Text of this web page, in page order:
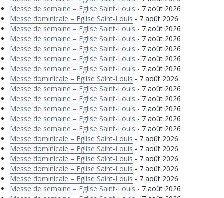
Messe de semaine – Eglise Saint-Louis - 7 août 2026
Messe dominicale – Eglise Saint-Louis - 7 août 2026
Messe de semaine – Eglise Saint-Louis - 7 août 2026
Messe de semaine – Eglise Saint-Louis - 7 août 2026
Messe de semaine – Eglise Saint-Louis - 7 août 2026
Messe de semaine – Eglise Saint-Louis - 7 août 2026
Messe de semaine – Eglise Saint-Louis - 7 août 2026
Messe dominicale – Eglise Saint-Louis - 7 août 2026
Messe de semaine – Eglise Saint-Louis - 7 août 2026
Messe de semaine – Eglise Saint-Louis - 7 août 2026
Messe de semaine – Eglise Saint-Louis - 7 août 2026
Messe de semaine – Eglise Saint-Louis - 7 août 2026
Messe de semaine – Eglise Saint-Louis - 7 août 2026
Messe dominicale – Eglise Saint-Louis - 7 août 2026
Messe dominicale – Eglise Saint-Louis - 7 août 2026
Messe dominicale – Eglise Saint-Louis - 7 août 2026
Messe dominicale – Eglise Saint-Louis - 7 août 2026
Messe dominicale – Eglise Saint-Louis - 7 août 2026
Messe de semaine – Eglise Saint-Louis - 7 août 2026